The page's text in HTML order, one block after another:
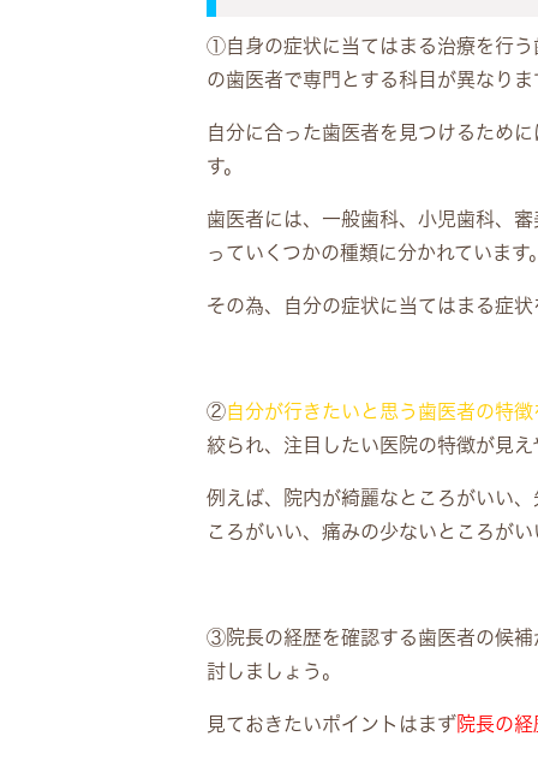
①自身の症状に当てはまる治療を行
の歯医者で専門とする科目が異なりま
自分に合った歯医者を見つけるために
す。
歯医者には、一般歯科、小児歯科、
っていくつかの種類に分かれています
その為、自分の症状に当てはまる症
②自分が行きたいと思う歯医者の特
絞られ、注目したい医院の特徴が見
例えば、院内が綺麗なところがいい
ころがいい、痛みの少ないところが
③院長の経歴を確認する歯医者の候
討しましょう。
見ておきたいポイントはまず 院長の経